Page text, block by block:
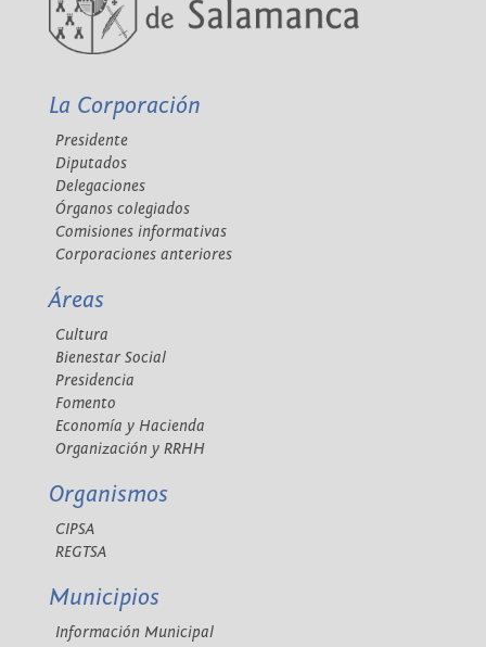
La Corporación
Presidente
Diputados
Delegaciones
Órganos colegiados
Comisiones informativas
Corporaciones anteriores
Áreas
Cultura
Bienestar Social
Presidencia
Fomento
Economía y Hacienda
Organización y RRHH
Organismos
CIPSA
REGTSA
Municipios
Información Municipal